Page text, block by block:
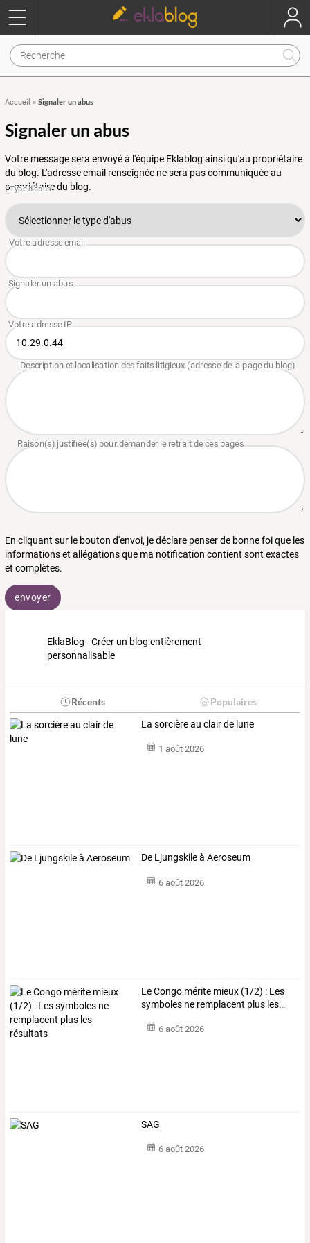
Accueil » Signaler un abus
Signaler un abus
Votre message sera envoyé à l'équipe Eklablog ainsi qu'au propriétaire
du blog. L'adresse email renseignée ne sera pas communiquée au
propriétaire du blog.
En cliquant sur le bouton d'envoi, je déclare penser de bonne foi que les
informations et allégations que ma notification contient sont exactes
et complètes.
envoyer
EklaBlog - Créer un blog entièrement
personnalisable
Récents Populaires
La sorcière au clair de lune
1 août 2026
De Ljungskile à Aeroseum
6 août 2026
LeCongo mérite mieux (1/2) : Les
symboles ne remplacent plus les…
6 août 2026
SAG
6 août 2026